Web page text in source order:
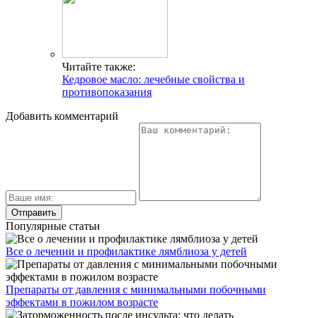
Читайте также:
Кедровое масло: лечебные свойства и
противопоказания
Добавить комментарий
Популярные статьи
Все о лечении и профилактике лямблиоза у детей
Препараты от давления с минимальными побочными
эффектами в пожилом возрасте